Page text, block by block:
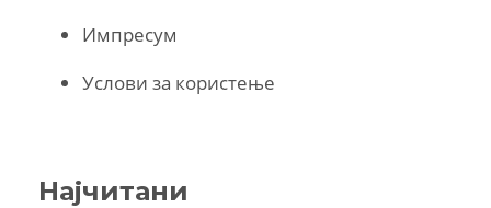
Импресум
Услови за користење
Најчитани